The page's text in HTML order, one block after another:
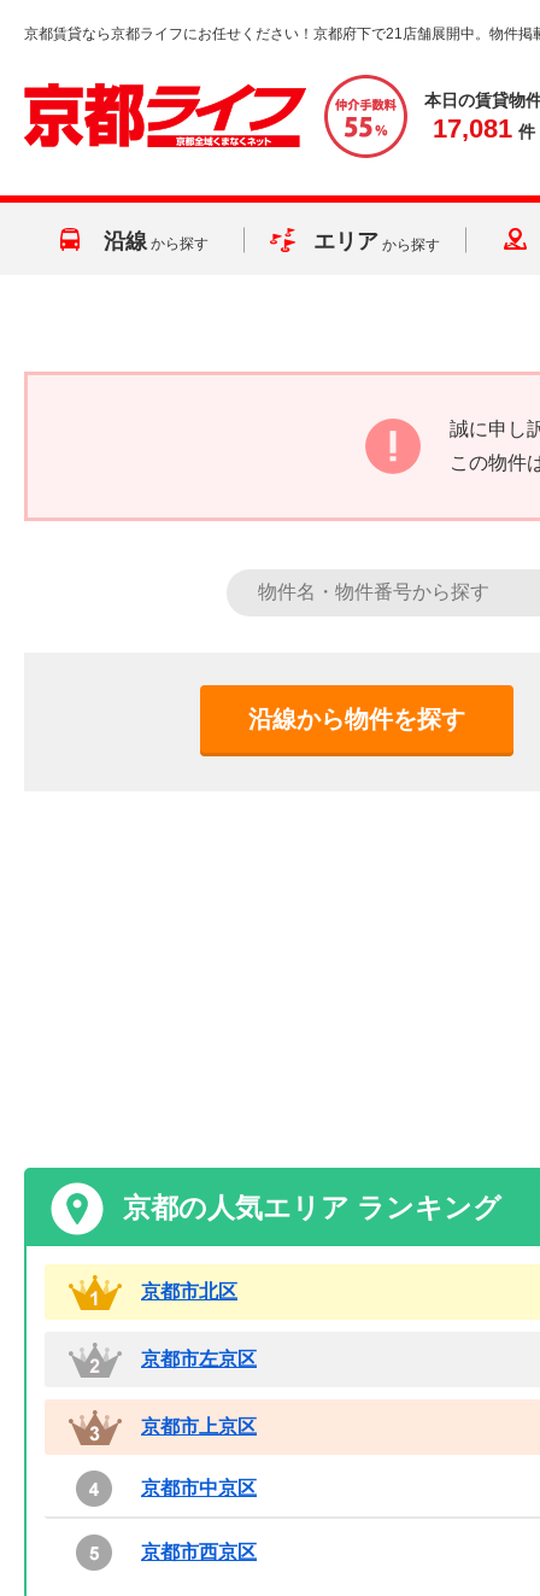
京都賃貸なら京都ライフにお任せください！京都府下で21店舗展開中。物件掲
本日の賃貸物
17,081 件
沿線 から探す エリア から探す
誠に申し
この物件
沿線から物件を探す
京都の人気エリア ランキング
京都市北区
京都市左京区
京都市上京区
京都市中京区
京都市西京区